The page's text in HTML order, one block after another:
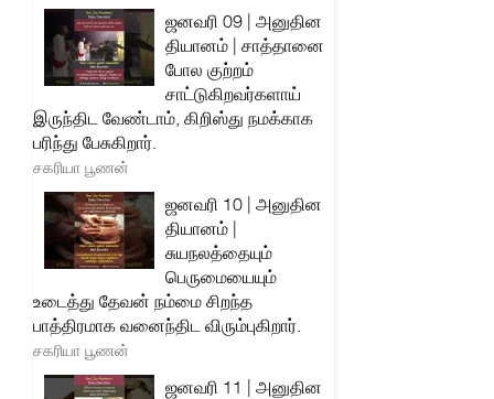
ஜனவரி 09 | அனுதின
தியானம் | சாத்தானை
போல குற்றம்
சாட்டுகிறவர்களாய்
இருந்திட வேண்டாம், கிறிஸ்து நமக்காக
பரிந்து பேசுகிறார்.
சகரியா பூணன்
ஜனவரி 10 | அனுதின
தியானம் |
சுயநலத்தையும்
பெருமையையும்
உடைத்து தேவன் நம்மை சிறந்த
பாத்திரமாக வனைந்திட விரும்புகிறார்.
சகரியா பூணன்
ஜனவரி 11 | அனுதின